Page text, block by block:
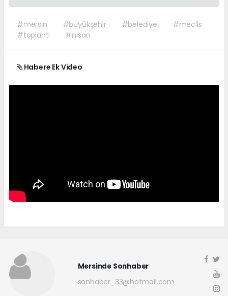
#mersin #büyükşehir #belediye
#meclis
#toplantı
#nisan
Habere Ek Video
Mersinde Sonhaber
sonhaber_33@hotmail.com